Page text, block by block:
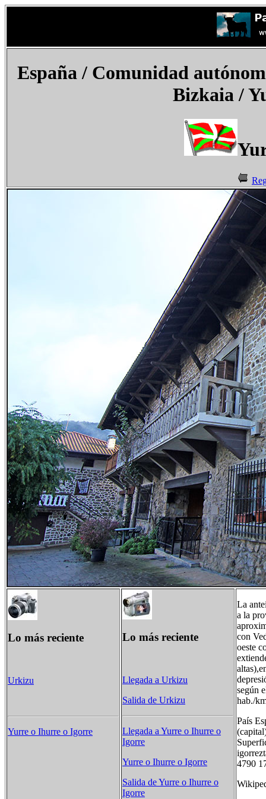
España/ Comunidad
Bizkaia /
Lo más reciente
Urkizu
Yurre o Ihurre o Igorre​
Lo más reciente
Llegada a Urkizu
Salida de Urkizu
Llegada a Yurre o Ihurre o
Igorre​
Yurre o Ihurre o Igorre​
Salida de Yurre o Ihurre o
Igorre​
La
a la
con
oeste
según
hab./
País
4790